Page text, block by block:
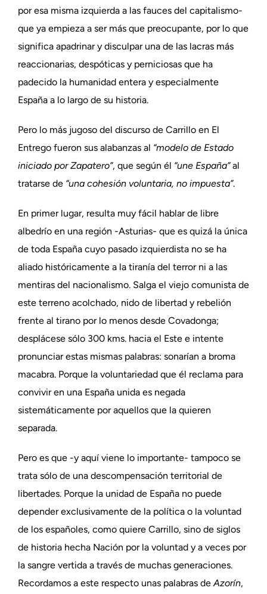
por esa misma izquierda a las fauces del capitalismo-
que ya empieza a ser más que preocupante, por lo que
significa apadrinar y disculpar una de las lacras más
reaccionarias, despóticas y perniciosas que ha
padecido la humanidad entera y especialmente
España a lo largo de su historia.
Pero lo más jugoso del discurso de Carrillo en El
Entrego fueron sus alabanzas al “modelo de Estado
iniciado por Zapatero”, que según él “une España”al
tratarse de “una cohesión voluntaria, no impuesta”.
En primer lugar, resulta muy fácil hablar de libre
albedrío en una región -Asturias- que es quizá la única
de toda España cuyo pasado izquierdista no se ha
aliado históricamente a la tiranía del terror ni a las
mentiras del nacionalismo. Salga el viejo comunista de
este terreno acolchado, nido de libertad y rebelión
frente al tirano por lo menos desde Covadonga;
desplácese sólo 300 kms. hacia el Este e intente
pronunciar estas mismas palabras: sonarían a broma
macabra. Porque la voluntariedad que él reclama para
convivir en una España unida es negada
sistemáticamente por aquellos que la quieren
separada.
Pero es que -y aquí viene lo importante- tampoco se
trata sólo de una descompensación territorial de
libertades. Porque la unidad de España no puede
depender exclusivamente de la política o la voluntad
de los españoles, como quiere Carrillo, sino de siglos
de historia hecha Nación por la voluntad y a veces por
la sangre vertida a través de muchas generaciones.
Recordamos a este respecto unas palabras de Azorín,